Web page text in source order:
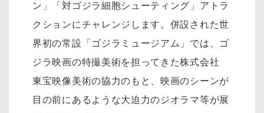
ン」「対ゴジラ細胞シューティング」アトラ
クションにチャレンジします。併設された世
界初の常設「ゴジラミュージアム」では、ゴ
ジラ映画の特撮美術を担ってきた株式会社
東宝映像美術の協力のもと、映画のシーンが
目の前にあるような大迫力のジオラマ等が展